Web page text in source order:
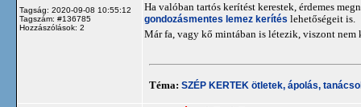
Tagság: 2020-09-08 10:55:12
Tagszám: #136785
Hozzászólások: 2
Ha valóban tartós kerítést kerestek, érdemes
gondozásmentes lemez kerítés lehetőségeit is.
Már fa, vagy kő mintában is létezik, viszont
Téma: SZÉP KERTEK ötletek, ápolás,